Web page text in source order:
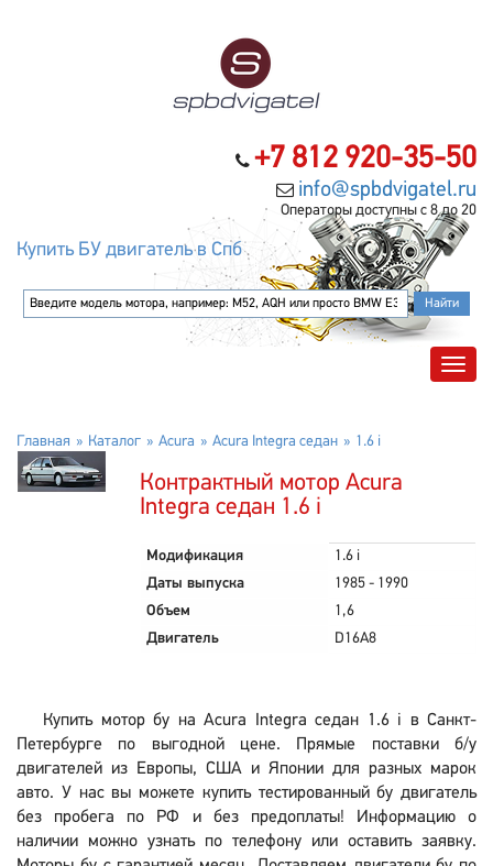
+7 812 920-35-50
info@spbdvigatel.ru
Операторы доступны с 8 до 20
Купить БУ двигатель в Спб
Главная Каталог Acura Acura Integra седан 1.6 i
Контрактный мотор Acura
Integra седан 1.6 i
Модификация
1.6 i
Даты выпуска
1985 - 1990
Объем
1,6
Двигатель
D16A8
Купить мотор бу на Acura Integra седан 1.6 i в Санкт-
Петербурге по выгодной цене. Прямые поставки б/у
двигателей из Европы, США и Японии для разных марок
авто. У нас вы можете купить тестированный бу двигатель
без пробега по РФ и без предоплаты! Информацию о
наличии можно узнать по телефону или оставить заявку.